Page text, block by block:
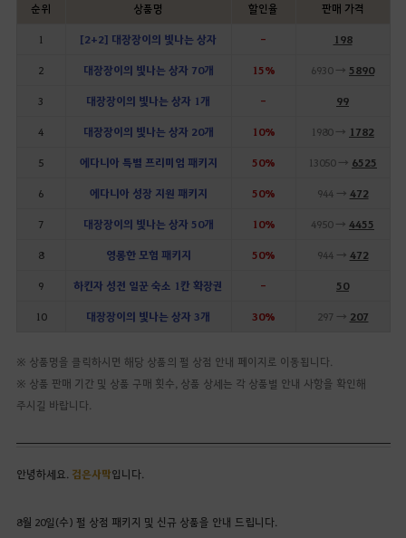
순위 상품명 할인율 판매 가격
1 [2+2] 대장장이의 빛나는 상자 - 198
2 대장장이의 빛나는 상자 70개 15% 6930 → 5890
3 대장장이의 빛나는 상자 1개 - 99
4 대장장이의 빛나는 상자 20개 10% 1980 → 1782
5 에다니아 특별 프리미엄 패키지 50% 13050 → 6525
6 에다니아 성장 지원 패키지 50% 944 → 472
7 대장장이의 빛나는 상자 50개 10% 4950 → 4455
8 영롱한 모험 패키지 50% 944 → 472
9 하킨자 성전 일꾼 숙소 1칸 확장권 - 50
10 대장장이의 빛나는 상자 3개 30% 297 → 207
※ 상품명을 클릭하시면 해당 상품의 펄 상점 안내 페이지로 이동됩니다.
※ 상품 판매 기간 및 상품 구매 횟수, 상품 상세는 각 상품별 안내 사항을 확인해
주시길 바랍니다.
안녕하세요. 검은사막입니다.
8월 20일(수) 펄 상점 패키지 및 신규 상품을 안내 드립니다.